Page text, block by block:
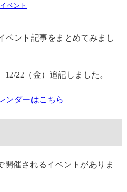
ベント
ベント記事をまとめてみまし
22（金）追記しました。
ンダーはこちら
開催されるイベントがありま